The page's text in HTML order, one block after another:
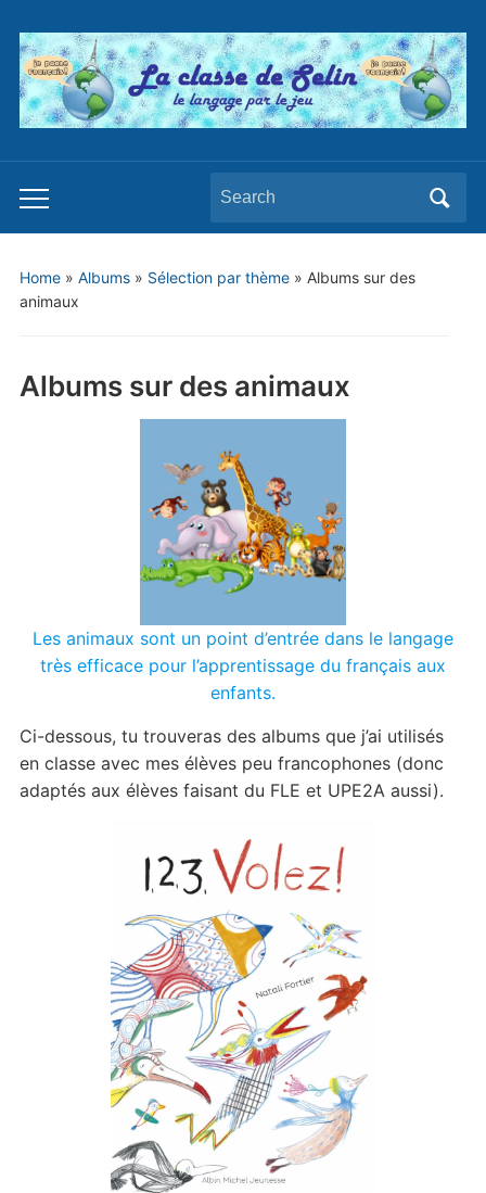
Toggle
mobile
Search
for:
Home» Albums» Sélection par thème» Albums sur des
animaux
Albums sur des animaux
Les animaux sont un point d’entrée dans le langage
très efficace pour l’apprentissage du français aux
enfants.
Ci-dessous, tu trouveras des albums que j’ai utilisés
en classe avec mes élèves peu francophones (donc
adaptés aux élèves faisant du FLE et UPE2A aussi).